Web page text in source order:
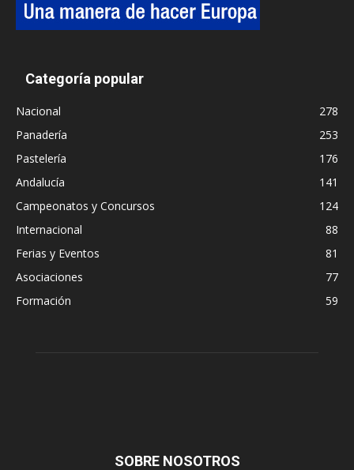
Categoría popular
Nacional
278
Panadería
253
Pastelería
176
Andalucía
141
Campeonatos y Concursos
124
Internacional
88
Ferias y Eventos
81
Asociaciones
77
Formación
59
SOBRE NOSOTROS